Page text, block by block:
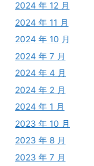
2024 年 12 月
2024 年 11 月
2024 年 10 月
2024 年 7 月
2024 年 4 月
2024 年 2 月
2024 年 1 月
2023 年 10 月
2023 年 8 月
2023 年 7 月